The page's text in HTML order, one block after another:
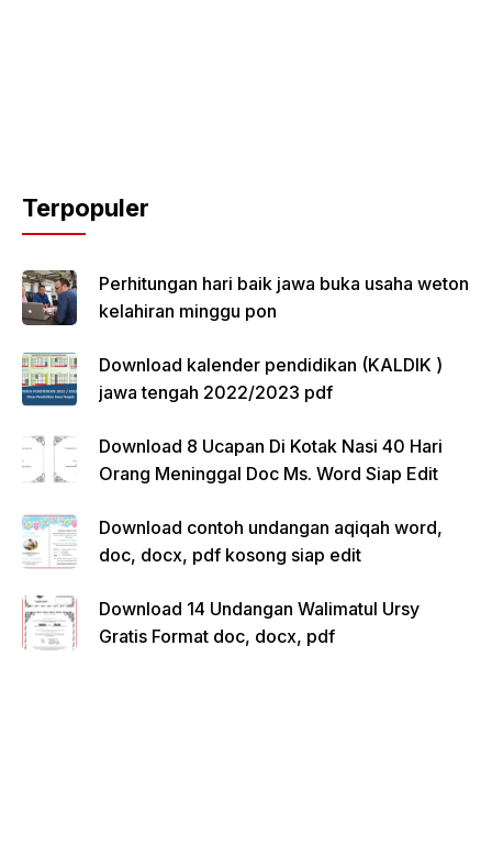
Terpopuler
Perhitungan hari baik jawa buka usaha weton
kelahiran minggu pon
Download kalender pendidikan (KALDIK )
jawa tengah 2022/2023 pdf
Download 8 Ucapan Di Kotak Nasi 40 Hari
Orang Meninggal Doc Ms. Word Siap Edit
Download contoh undangan aqiqah word,
doc, docx, pdf kosong siap edit
Download 14 Undangan Walimatul Ursy
Gratis Format doc, docx, pdf